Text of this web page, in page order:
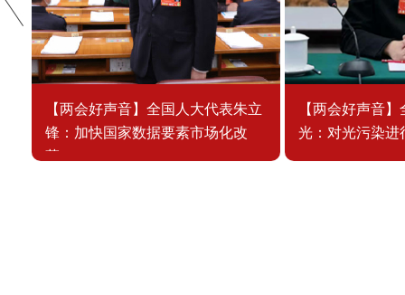
【两会好声音】全国人大代表朱立
锋：加快国家数据要素市场化改
革...
【两会好声音
光：对光污染进